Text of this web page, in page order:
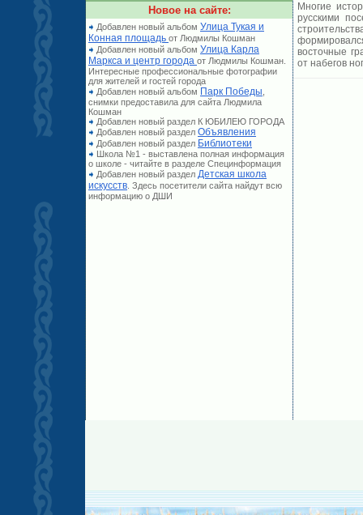
Новое на сайте:
Добавлен новый альбом Улица Тукая и
Конная площадь от Людмилы Кошман
Добавлен новый альбом Улица Карла
Маркса и центр города от Людмилы Кошман.
Интересные профессиональные фотографии
для жителей и гостей города
Добавлен новый альбом Парк Победы
снимки предоставила для сайта Людмила
Кошман
Добавлен новый раздел К ЮБИЛЕЮ ГОРОДА
Добавлен новый раздел Объявления
Добавлен новый раздел Библиотеки
Школа №1 - выставлена полная информация
о школе - читайте в разделе Специнформация
Добавлен новый раздел Детская школа
искусств . Здесь посетители сайта найдут всю
информацию о ДШИ
Многие
русскими
восточные
от набегов